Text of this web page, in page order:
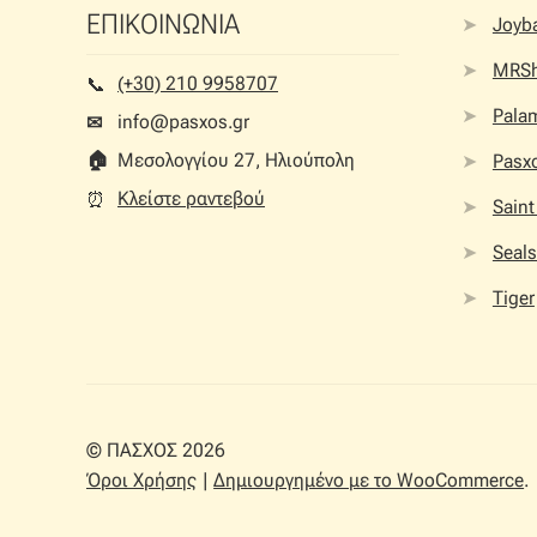
ΕΠΙΚΟΙΝΩΝΙΑ
📞︎
(+30) 210 9958707
✉
info@pasxos.gr
🏠︎ Μεσολογγίου 27, Ηλιούπολη
⏰︎
Κλείστε ραντεβού
Tiger
© ΠΑΣΧΟΣ 2026
Όροι Χρήσης
Δημιουργημένο με το WooCommerce.